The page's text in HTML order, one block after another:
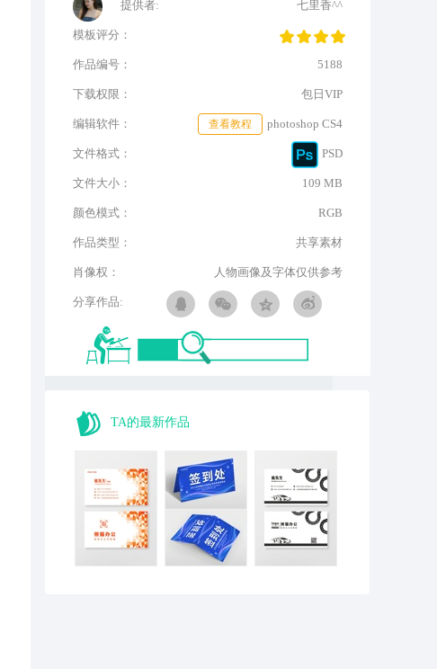
提供者: 七里香^^
模板评分：
作品编号： 5188
下载权限： 包日VIP
编辑软件： photoshop CS4
查看教程
文件格式： PSD
文件大小： 109 MB
颜色模式： RGB
作品类型： 共享素材
肖像权： 人物画像及字体仅供参考
分享作品:
TA的最新作品